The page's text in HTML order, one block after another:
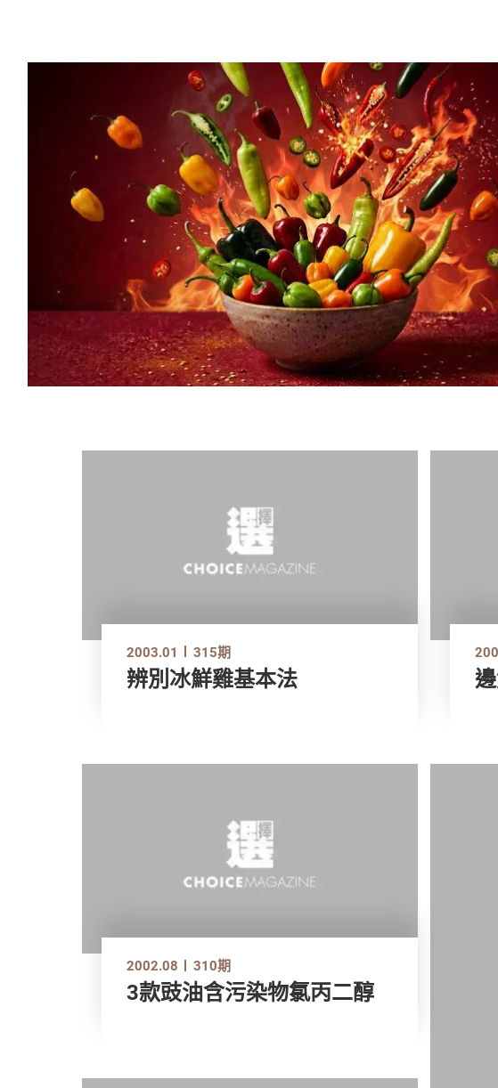
2003.01 315期
辨別冰鮮雞基本法
2002.08 310期
3款豉油含污染物氯丙二醇